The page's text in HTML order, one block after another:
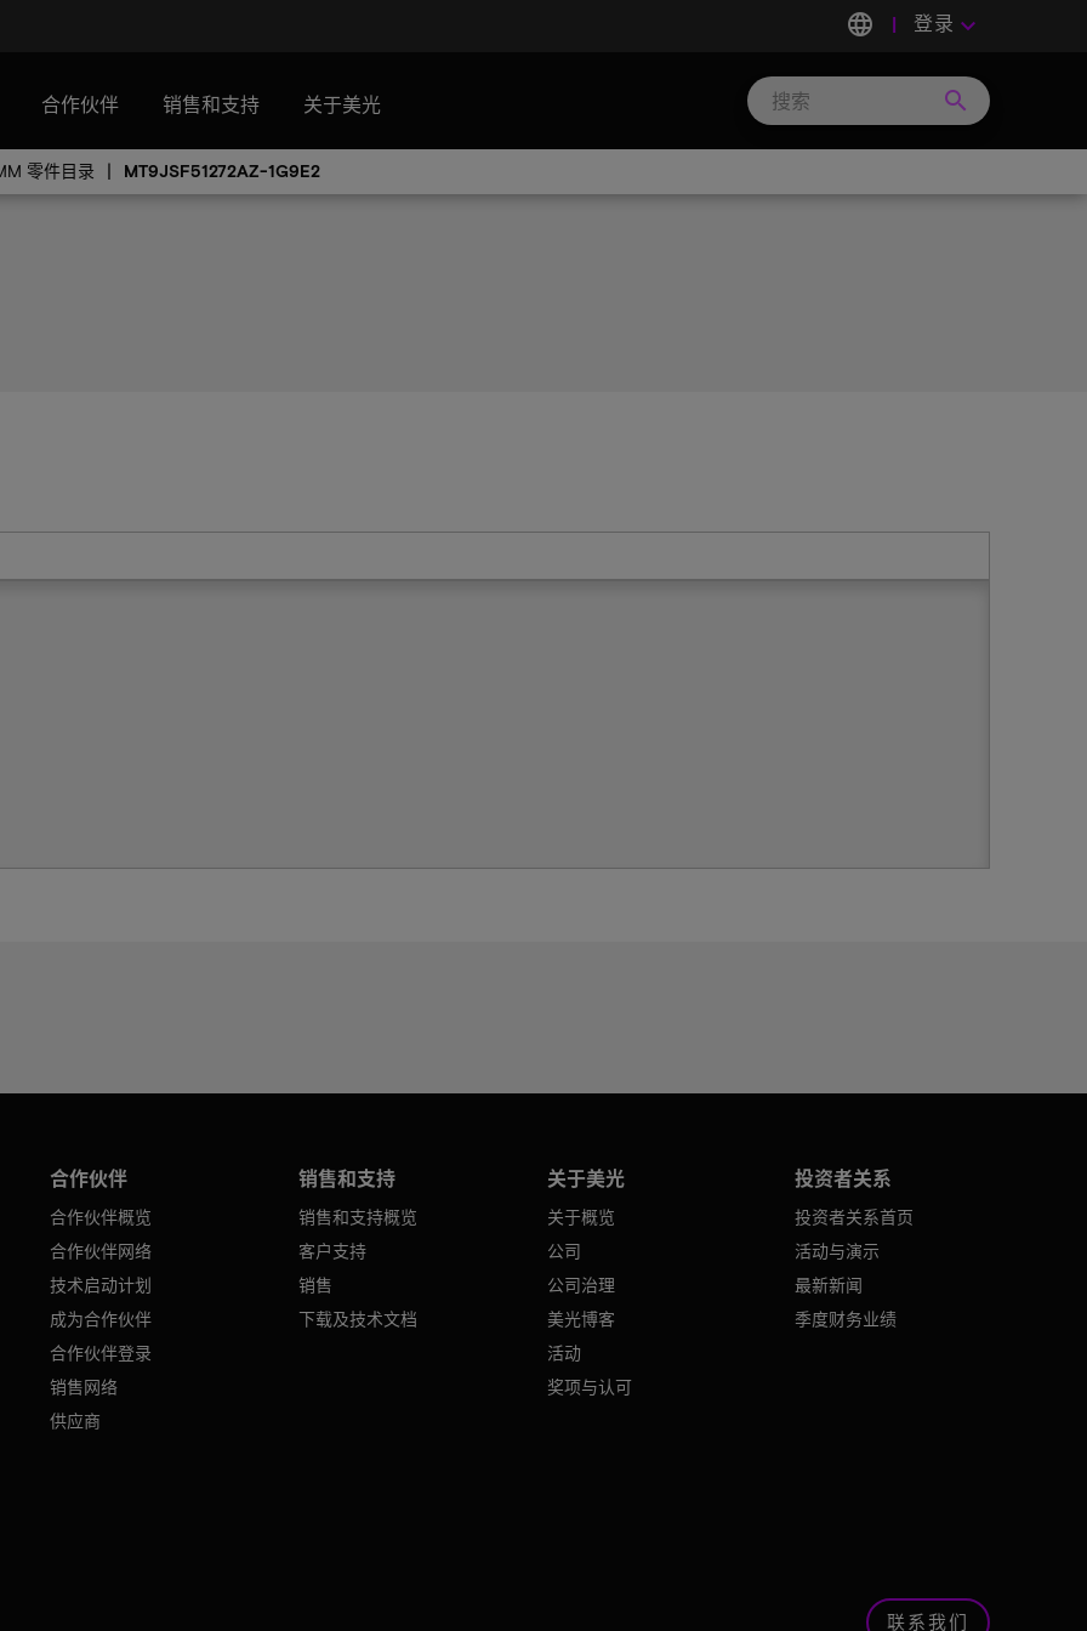
language 登录 keyboard_arrow_down
合作伙伴 销售和支持 关于美光 search
零件目录 MT9JSF51272AZ-1G9E2
合作伙伴
合作伙伴概览
合作伙伴网络
技术启动计划
成为合作伙伴
合作伙伴登录
销售网络
供应商
销售和支持
销售和支持概览
客户支持
销售
下载及技术文档
关于美光
关于概览
公司
公司治理
美光博客
活动
奖项与认可
投资者关系
投资者关系首页
活动与演示
最新新闻
季度财务业绩
联系我们